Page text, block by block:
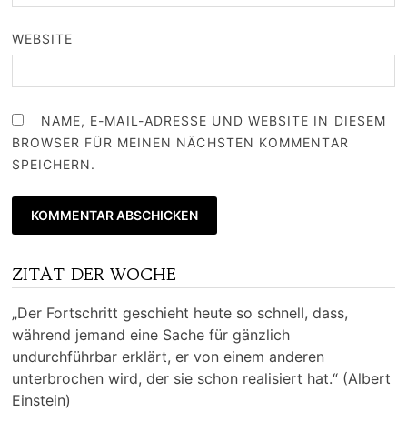
WEBSITE
NAME, E-MAIL-ADRESSE UND WEBSITE IN DIESEM
BROWSER FÜR MEINEN NÄCHSTEN KOMMENTAR
SPEICHERN.
ZITAT DER WOCHE
„Der Fortschritt geschieht heute so schnell, dass,
während jemand eine Sache für gänzlich
undurchführbar erklärt, er von einem anderen
unterbrochen wird, der sie schon realisiert hat.“ (Albert
Einstein)